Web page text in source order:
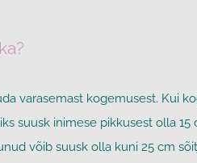
varasemast kogemusest. Kui
suusk inimese pikkusest olla
võib suusk olla kuni 25 cm